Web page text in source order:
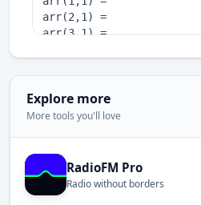
Explore more
More tools you'll love
RadioFM Pro
Radio without borders